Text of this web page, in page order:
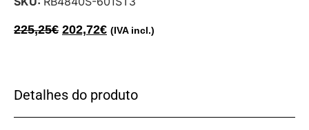
225,25€ 202,72€ (IVA incl.)
Detalhes do produto